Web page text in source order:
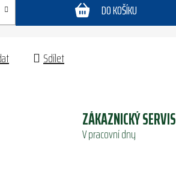
DO KOŠÍKU
Sdílet
ZÁKAZNICKÝ SERVIS
V pracovní dny